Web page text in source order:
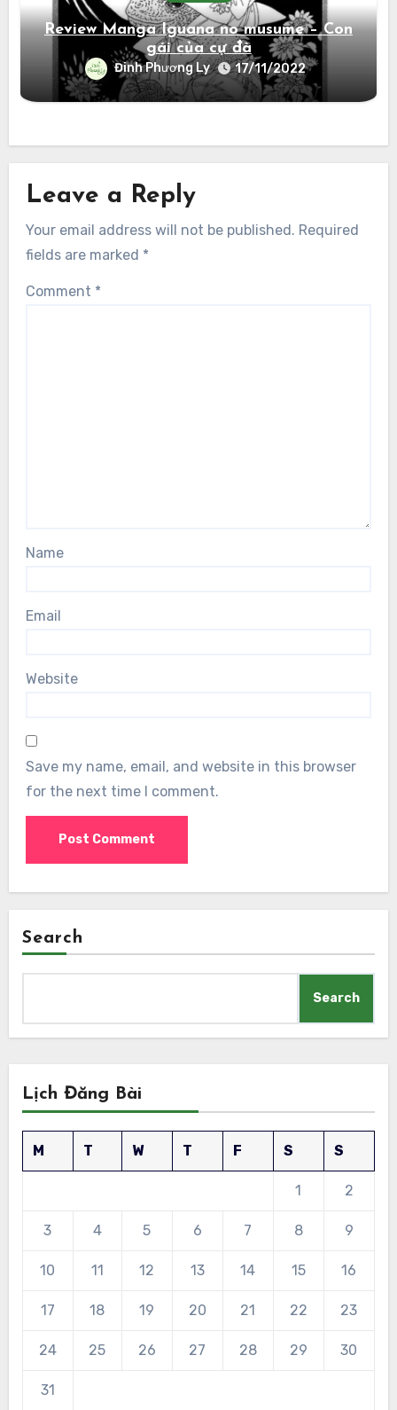
Review Manga Iguana no musume – Con
gái của cự đà
Đinh Phương Ly 17/11/2022
Leave a Reply
Your email address will not be published. Required
fields are marked *
Comment *
Name
Email
Website
Save my name, email, and website in this browser
for the next time I comment.
Search
Search
Lịch Đăng Bài
M T W T F S S
1 2
3 4 5 6 7 8 9
10 11 12 13 14 15 16
17 18 19 20 21 22 23
24 25 26 27 28 29 30
31